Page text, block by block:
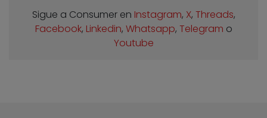
Sigue a Consumer en Instagram, X, Threads,
Facebook, Linkedin, Whatsapp, Telegram o
Youtube